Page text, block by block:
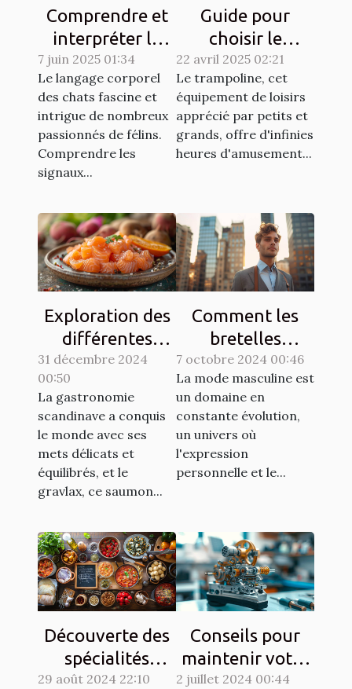
Comprendre et
interpréter le
langage corporel
des chats
7 juin 2025 01:34
Le langage corporel
des chats fascine et
intrigue de nombreux
passionnés de félins.
Comprendre les
signaux...
Guide pour
choisir le
trampoline idéal
selon l'espace
disponible
22 avril 2025 02:21
Le trampoline, cet
équipement de loisirs
apprécié par petits et
grands, offre d'infinies
heures d'amusement...
Exploration des
différentes
techniques de
gravlax avec
légumes racines
31 décembre 2024
00:50
La gastronomie
scandinave a conquis
le monde avec ses
mets délicats et
équilibrés, et le
gravlax, ce saumon...
Comment les
bretelles
redéfinissent
l'élégance
masculine
moderne
7 octobre 2024 00:46
La mode masculine est
un domaine en
constante évolution,
un univers où
l'expression
personnelle et le...
Découverte des
spécialités
culinaires
29 août 2024 22:10
Conseils pour
maintenir votre
matériel de
2 juillet 2024 00:44